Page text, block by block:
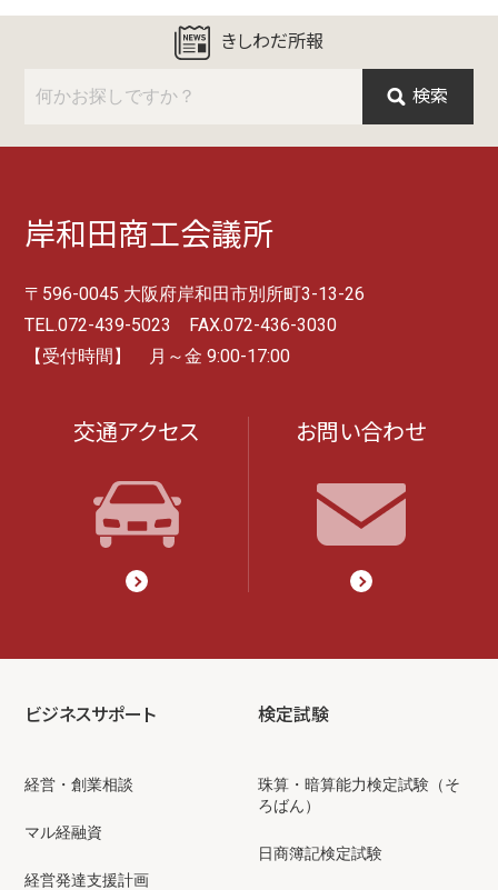
きしわだ所報
検索
岸和田商工会議所
〒596-0045 大阪府岸和田市別所町3-13-26
TEL.072-439-5023 FAX.072-436-3030
【受付時間】 月～金 9:00-17:00
交通アクセス お問い合わせ
ビジネスサポート
経営・創業相談
マル経融資
経営発達支援計画
検定試験
珠算・暗算能力検定試験（そ
ろばん）
日商簿記検定試験